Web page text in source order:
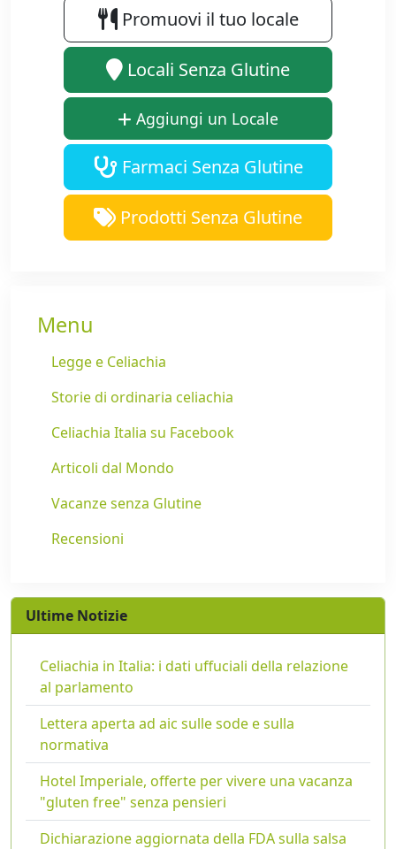
Promuovi il tuo locale
Locali Senza Glutine
Aggiungi un Locale
Farmaci Senza Glutine
Prodotti Senza Glutine
Menu
Legge e Celiachia
Storie di ordinaria celiachia
Celiachia Italia su Facebook
Articoli dal Mondo
Vacanze senza Glutine
Recensioni
Ultime Notizie
Celiachia in Italia: i dati uffuciali della relazione
al parlamento
Lettera aperta ad aic sulle sode e sulla
normativa
Hotel Imperiale, offerte per vivere una vacanza
"gluten free" senza pensieri
Dichiarazione aggiornata della FDA sulla salsa